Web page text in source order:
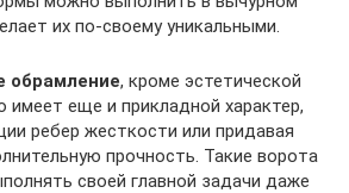
их по-своему уникальными.
обрамление, кроме эстетической
имеет еще и прикладной характер,
ребер жесткости или придавая
прочность. Такие ворота
своей главной задачи даже